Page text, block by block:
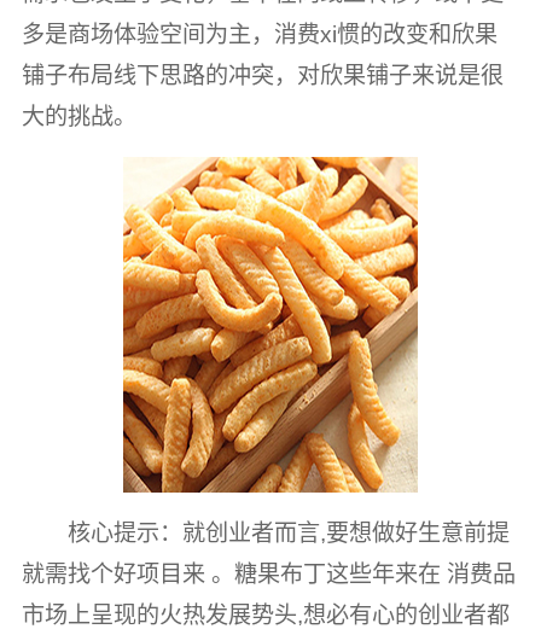
多是商场体验空间为主，消费xi惯的改变和欣果
铺子布局线下思路的冲突，对欣果铺子来说是很
大的挑战。
核心提示：就创业者而言,要想做好生意前提
就需找个好项目来 。糖果布丁这些年来在 消费品
市场上呈现的火热发展势头,想必有心的创业者都